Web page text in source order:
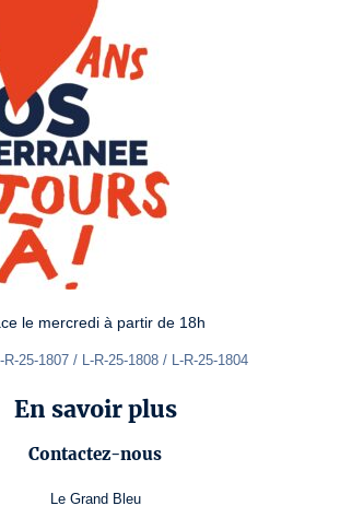
le mercredi à partir de 18h
25-1807 / L-R-25-1808 / L-R-25-1804
En savoir plus
Contactez-nous
Le Grand Bleu